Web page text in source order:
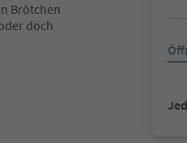
Brötchen
doch